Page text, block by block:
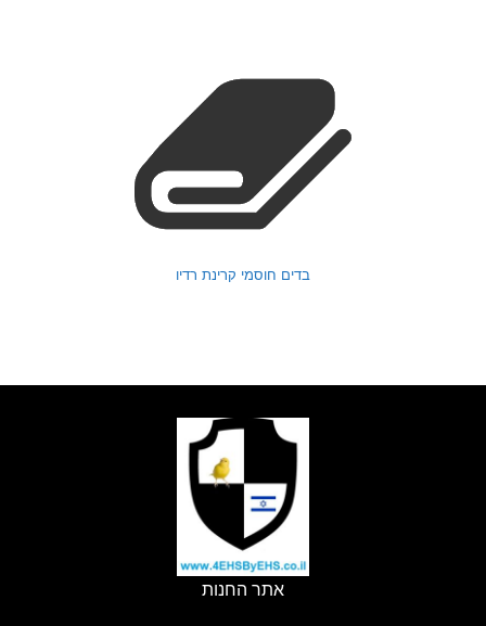
בדים חוסמי קרינת רדיו
אתר החנות